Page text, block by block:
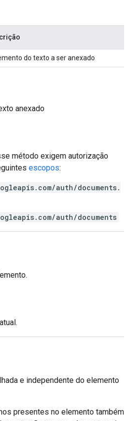
do texto a ser anexado
anexado
método exigem autorização
escopos:
auth/documents.
auth/documents
e independente do elemento
presentes no elemento também